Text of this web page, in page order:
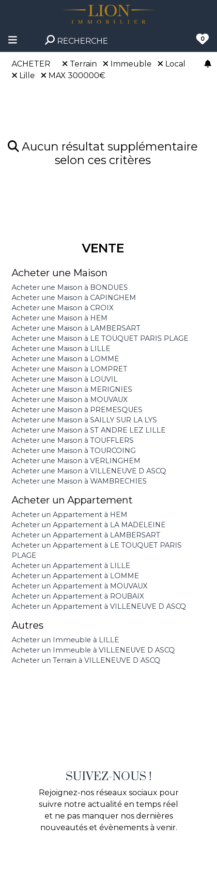
RECHERCHE 0
ACHETER Terrain Immeuble
Local
Lille
MAX 300000€
Aucun résultat supplémentaire
selon ces critères
VENTE
Acheter une Maison
Acheter une Maison à BONDUES
Acheter une Maison à CAPINGHEM
Acheter une Maison à CROIX
Acheter une Maison à HEM
Acheter une Maison à LAMBERSART
Acheter une Maison à LE TOUQUET PARIS PLAGE
Acheter une Maison à LILLE
Acheter une Maison à LOMME
Acheter une Maison à LOMPRET
Acheter une Maison à LOUVIL
Acheter une Maison à MERIGNIES
Acheter une Maison à MOUVAUX
Acheter une Maison à PREMESQUES
Acheter une Maison à SAILLY SUR LA LYS
Acheter une Maison à ST ANDRE LEZ LILLE
Acheter une Maison à TOUFFLERS
Acheter une Maison à TOURCOING
Acheter une Maison à VERLINGHEM
Acheter une Maison à VILLENEUVE D ASCQ
Acheter une Maison à WAMBRECHIES
Acheter un Appartement
Acheter un Appartement à HEM
Acheter un Appartement à LA MADELEINE
Acheter un Appartement à LAMBERSART
Acheter un Appartement à LE TOUQUET PARIS
PLAGE
Acheter un Appartement à LILLE
Acheter un Appartement à LOMME
Acheter un Appartement à MOUVAUX
Acheter un Appartement à ROUBAIX
Acheter un Appartement à VILLENEUVE D ASCQ
Autres
Acheter un Immeuble à LILLE
Acheter un Immeuble à VILLENEUVE D ASCQ
Acheter un Terrain à VILLENEUVE D ASCQ
SUIVEZ-NOUS !
Rejoignez-nos réseaux sociaux pour
suivre notre actualité en temps réel
et ne pas manquer nos dernières
nouveautés et évènements à venir.